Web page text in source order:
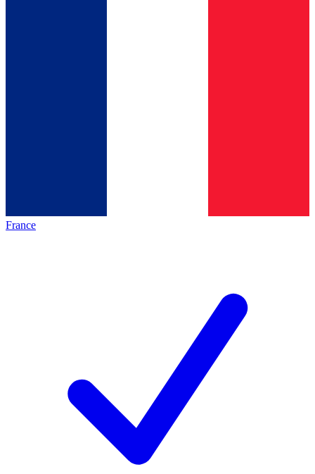
France